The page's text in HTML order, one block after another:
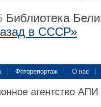
Библиотека
в СССР»
Фоторепортаж О нас
агентство